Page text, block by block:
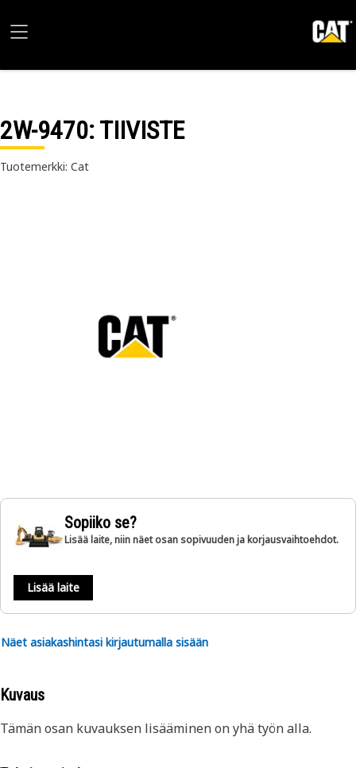
2W-9470: TIIVISTE
Tuotemerkki: Cat
Sopiiko se?
Lisää laite, niin näet osan sopivuuden ja korjausvaihtoehdot.
Lisää laite
Näet asiakashintasi kirjautumalla sisään
Kuvaus
Tämän osan kuvauksen lisääminen on yhä työn alla.